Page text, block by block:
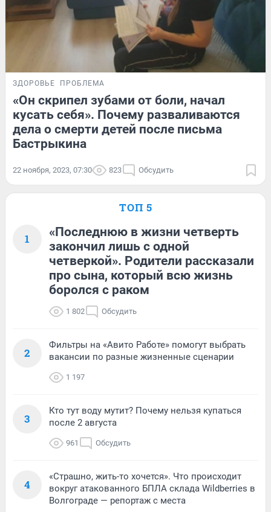
ЗДОРОВЬЕ ПРОБЛЕМА
«Он скрипел зубами от боли, начал
кусать себя». Почему разваливаются
дела о смерти детей после письма
Бастрыкина
22 ноября, 2023, 07:30 823 Обсудить
ТОП 5
1
«Последнюю в жизни четверть
закончил лишь с одной
четверкой». Родители рассказали
про сына, который всю жизнь
боролся с раком
1 802 Обсудить
2
Фильтры на «Авито Работе» помогут выбрать
вакансии по разные жизненные сценарии
1 197
3
Кто тут воду мутит? Почему нельзя купаться
после 2 августа
961 Обсудить
4
«Страшно, жить-то хочется». Что происходит
вокруг атакованного БПЛА склада Wildberries в
Волгограде — репортаж с места